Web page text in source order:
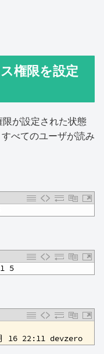
権限を設定
が設定された状態
べてのユーザが読み
5
22:11 devzero